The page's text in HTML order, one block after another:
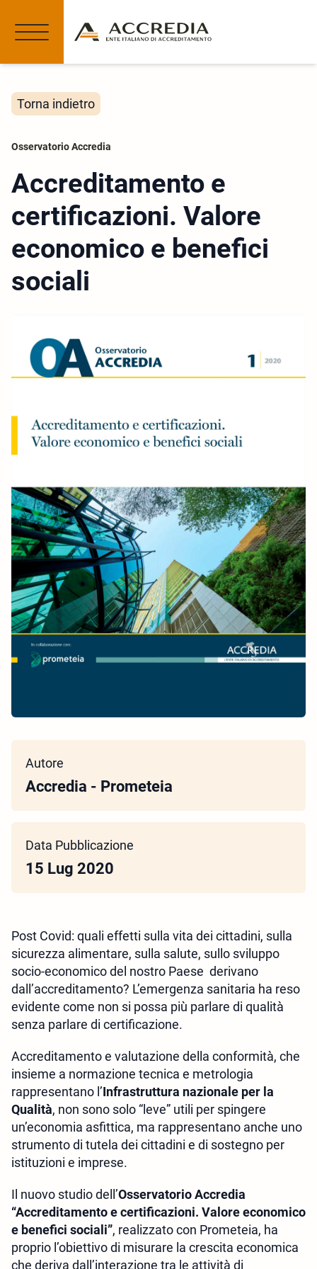
Torna indietro
Osservatorio Accredia
Accreditamento e
certificazioni. Valore
economico e benefici
sociali
Autore
Accredia - Prometeia
Data Pubblicazione
15 Lug 2020
Post Covid: quali effetti sulla vita dei cittadini, sulla
sicurezza alimentare, sulla salute, sullo sviluppo
socio-economico del nostro Paese derivano
dall’accreditamento? L’emergenza sanitaria ha reso
evidente come non si possa più parlare di qualità
senza parlare di certificazione.
Accreditamento e valutazione della conformità, che
insieme a normazione tecnica e metrologia
rappresentano l’Infrastruttura nazionale per la
Qualità, non sono solo “leve” utili per spingere
un’economia asfittica, ma rappresentano anche uno
strumento di tutela dei cittadini e di sostegno per
istituzioni e imprese.
Il nuovo studio dell’Osservatorio Accredia
“Accreditamento e certificazioni. Valore economico
e benefici sociali”, realizzato con Prometeia, ha
proprio l’obiettivo di misurare la crescita economica
che deriva dall’interazione tra le attività di